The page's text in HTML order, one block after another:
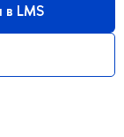
LMS